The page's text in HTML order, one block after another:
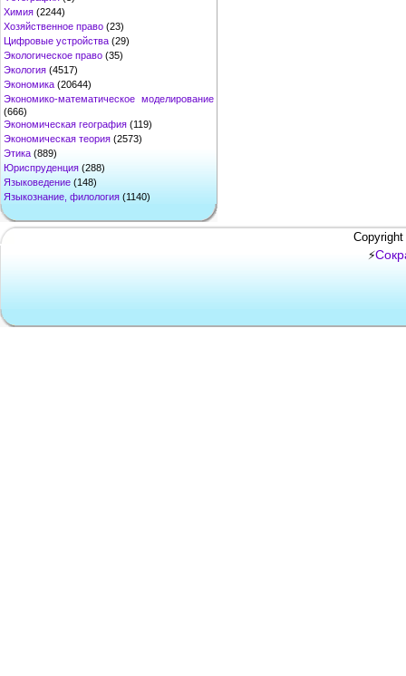
Химия (2244)
Хозяйственное право (23)
Цифровые устройства (29)
Экологическое право (35)
Экология (4517)
Экономика (20644)
Экономико-математическое моделирование
(666)
Экономическая география (119)
Экономическая теория (2573)
Этика (889)
Юриспруденция (288)
Языковедение (148)
Языкознание, филология (1140)
⚡